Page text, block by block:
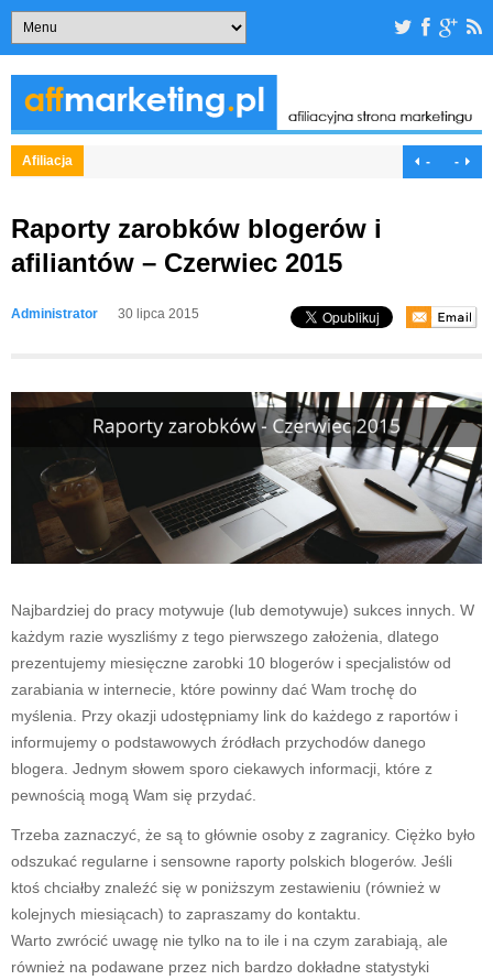
Afiliacja - -
Raporty zarobków blogerów i
afiliantów – Czerwiec 2015
Administrator 30 lipca 2015
Najbardziej do pracy motywuje (lub demotywuje) sukces innych. W
każdym razie wyszliśmy z tego pierwszego założenia, dlatego
prezentujemy miesięczne zarobki 10 blogerów i specjalistów od
zarabiania w internecie, które powinny dać Wam trochę do
myślenia. Przy okazji udostępniamy link do każdego z raportów i
informujemy o podstawowych źródłach przychodów danego
blogera. Jednym słowem sporo ciekawych informacji, które z
pewnością mogą Wam się przydać.
Trzeba zaznaczyć, że są to głównie osoby z zagranicy. Ciężko było
odszukać regularne i sensowne raporty polskich blogerów. Jeśli
ktoś chciałby znaleźć się w poniższym zestawieniu (również w
kolejnych miesiącach) to zapraszamy do kontaktu.
Warto zwrócić uwagę nie tylko na to ile i na czym zarabiają, ale
również na podawane przez nich bardzo dokładne statystyki